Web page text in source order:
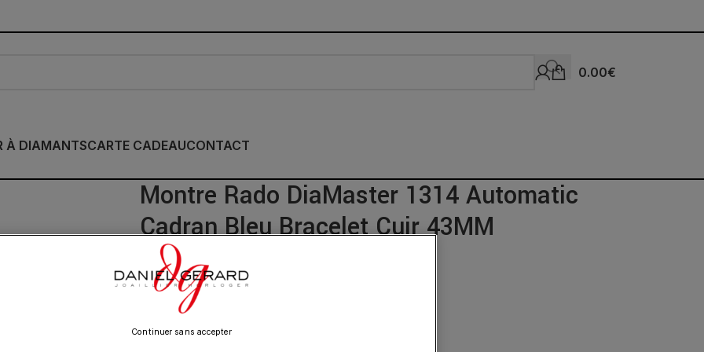
0.00€
À DIAMANTSCARTE CADEAUCONTACT
Montre Rado DiaMaster 1314 Automatic
Cadran Bleu Bracelet Cuir 43MM
3 350.00€
Continuer sans accepter